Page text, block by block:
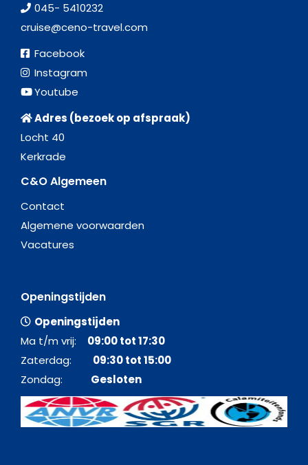
045- 5410232
cruise@ceno-travel.com
Facebook
Instagram
Youtube
Adres (bezoek op afspraak)
Locht 40
Kerkrade
C&O Algemeen
Contact
Algemene voorwaarden
Vacatures
Openingstijden
Openingstijden
Ma t/m vrij: 09:00 tot 17:30
Zaterdag: 09:30 tot 15:00
Zondag: Gesloten